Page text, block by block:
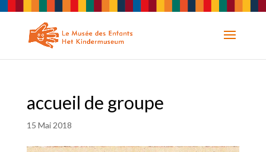
accueil de groupe
15 Mai 2018